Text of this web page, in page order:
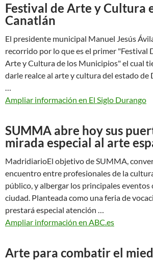
Festival de Arte y Cultura
Canatlán
El presidente municipal Manuel Jesús
recorrido por lo que es el primer "Festival
Arte y Cultura de los Municipios" el cual
darle realce al arte y cultura del estado de
Ampliar información en El Siglo Durango
SUMMA abre hoy sus
mirada especial al arte
MadridiarioEl objetivo de SUMMA,
encuentro entre profesionales de la
público, y albergar los principales eventos
ciudad. Planteada como una feria de
prestará especial atención …
Ampliar información en ABC.es
Arte para combatir el